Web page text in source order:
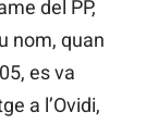
del PP,
nom, quan
es va
a l’Ovidi,